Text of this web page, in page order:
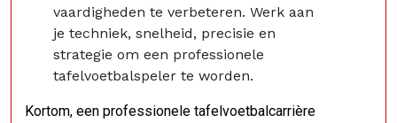
vaardigheden te verbeteren. Werk aan
je techniek, snelheid, precisie en
strategie om een professionele
tafelvoetbalspeler te worden.
Kortom, een professionele tafelvoetbalcarrière